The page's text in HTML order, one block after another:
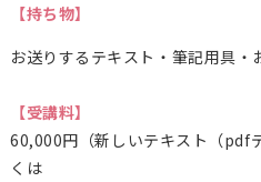
【持ち物】
お送りするテキスト・筆記用具・
【受講料】
60,000円（新しいテキスト（pdf
くは